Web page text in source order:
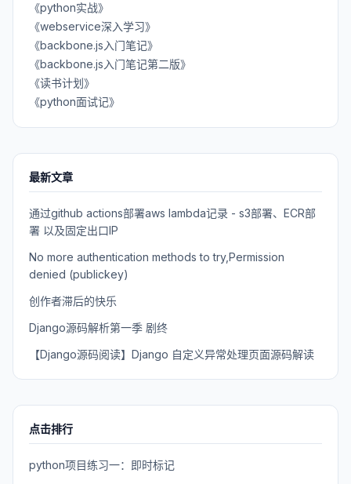
《python实战》
《webservice深入学习》
《backbone.js入门笔记》
《backbone.js入门笔记第二版》
《读书计划》
《python面试记》
最新文章
通过github actions部署aws lambda记录 - s3部署、ECR部
署 以及固定出口IP
No more authentication methods to try,Permission
denied (publickey)
创作者滞后的快乐
Django源码解析第一季 剧终
【Django源码阅读】Django 自定义异常处理页面源码解读
点击排行
python项目练习一：即时标记